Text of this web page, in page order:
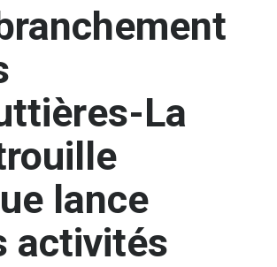
La
lance
activités